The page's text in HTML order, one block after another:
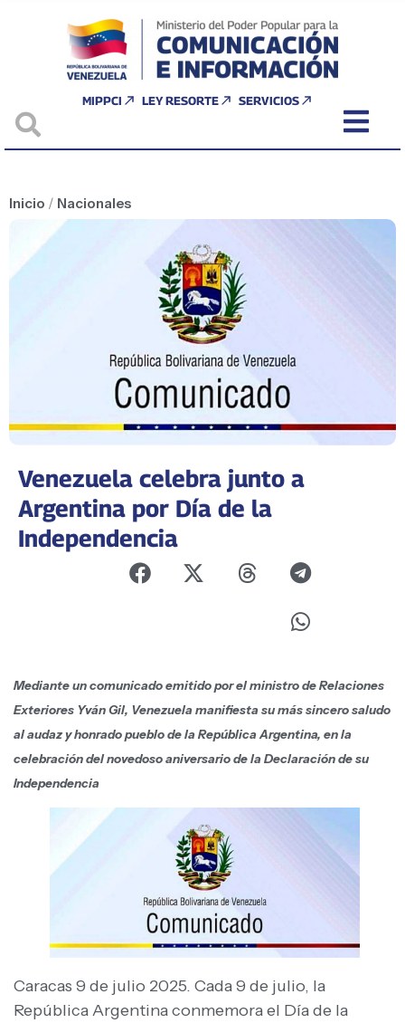
MIPPCI LEY RESORTE SERVICIOS
Inicio / Nacionales
Venezuela celebra junto a
Argentina por Día de la
Independencia
Mediante un comunicado emitido por el ministro de Relaciones
Exteriores Yván Gil, Venezuela manifiesta su más sincero saludo
al audaz y honrado pueblo de la República Argentina, en la
celebración del novedoso aniversario de la Declaración de su
Independencia
Caracas 9 de julio 2025. Cada 9 de julio, la
República Argentina conmemora el Día de la